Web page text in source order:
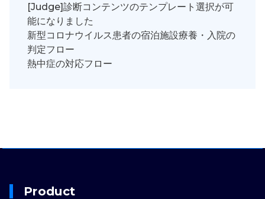
[Judge]診断コンテンツのテンプレート選択が可
能になりました
新型コロナウイルス患者の宿泊施設療養・入院の
判定フロー
熱中症の対応フロー
Product